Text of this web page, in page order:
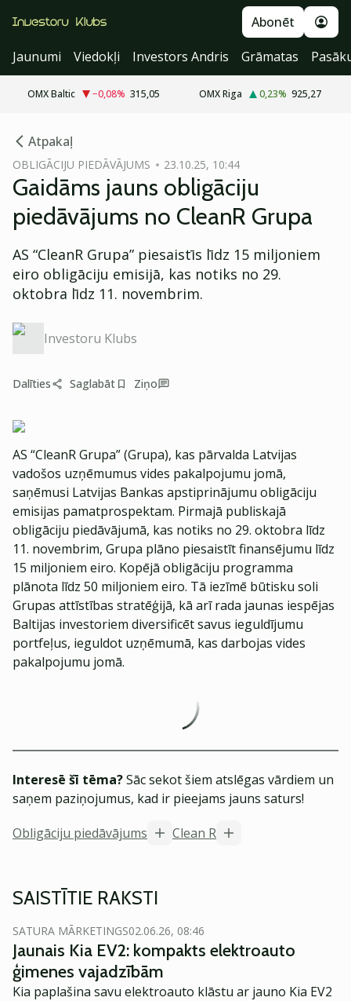
Abonēt
Jaunumi
Viedokļi Investors Andris Grāmatas
OMX Baltic −0,08% 315,05 OMX Riga 0,23% 925,27
Atpakaļ
OBLIGĀCIJU PIEDĀVĀJUMS 23.10.25, 10:44
Gaidāms jauns obligāciju
piedāvājums no CleanR Grupa
AS “CleanR Grupa” piesaistīs līdz 15 miljoniem
eiro obligāciju emisijā, kas notiks no 29.
oktobra līdz 11. novembrim.
Investoru Klubs
Dalīties Saglabāt Ziņo
AS “CleanR Grupa” (Grupa), kas pārvalda Latvijas
vadošos uzņēmumus vides pakalpojumu jomā,
saņēmusi Latvijas Bankas apstiprinājumu obligāciju
emisijas pamatprospektam. Pirmajā publiskajā
obligāciju piedāvājumā, kas notiks no 29. oktobra līdz
11. novembrim, Grupa plāno piesaistīt finansējumu līdz
15 miljoniem eiro. Kopējā obligāciju programma
plānota līdz 50 miljoniem eiro. Tā iezīmē būtisku soli
Grupas attīstības stratēģijā, kā arī rada jaunas iespējas
Baltijas investoriem diversificēt savus ieguldījumu
portfeļus, ieguldot uzņēmumā, kas darbojas vides
pakalpojumu jomā.
Interesē šī tēma?Sāc sekot šiem atslēgas vārdiem un
saņem paziņojumus, kad ir pieejams jauns saturs!
Obligāciju piedāvājums
Clean R
SAISTĪTIE RAKSTI
SATURA MĀRKETINGS02.06.26, 08:46
Jaunais Kia EV2: kompakts elektroauto
ģimenes vajadzībām
Kia paplašina savu elektroauto klāstu ar jauno Kia EV2